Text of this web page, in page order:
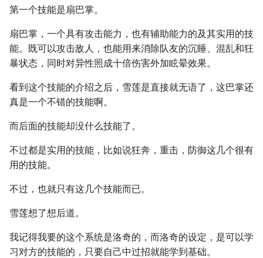
第一个技能是扇巴掌。
扇巴掌，一个具有攻击能力，也有辅助能力的及其实用的技
能。既可以攻击敌人，也能用来消除队友的沉睡、混乱和狂
暴状态，同时对异性照成十倍伤害外加眩晕效果。
看到这个技能的介绍之后，雪莲是直接就无语了，这巴掌还
真是一个不错的技能啊。
而后面的技能却没什么技能了。
不过都是实用的技能，比如说狂奔，重击，防御这几个很有
用的技能。
不过，也就只有这几个技能而已。
雪莲想了想后道。
我记得我要的这个系统是洛奇的，而洛奇的设定，是可以学
习对方的技能的，只要自己中过招就能学到基础。